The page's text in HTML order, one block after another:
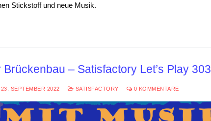
Stickstoff und neue Musik.
– Satisfactory Let’s Play 303
23. SEPTEMBER 2022 SATISFACTORY 0 KOMMENTARE